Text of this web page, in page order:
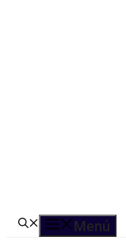
Menú